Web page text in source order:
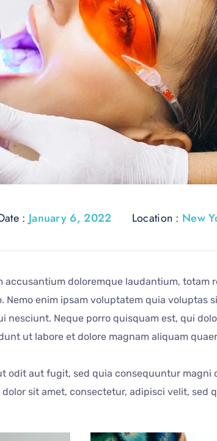
: January 6, 2022 Location : New
doloremque laudantium, totam
enim ipsam voluptatem quia voluptas
Neque porro quisquam est, qui
ut labore et dolore magnam aliquam
odit aut fugit, sed quia consequuntur magni
sit amet, consectetur, adipisci velit, sed